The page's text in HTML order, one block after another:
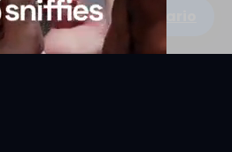
Escribe un comentario